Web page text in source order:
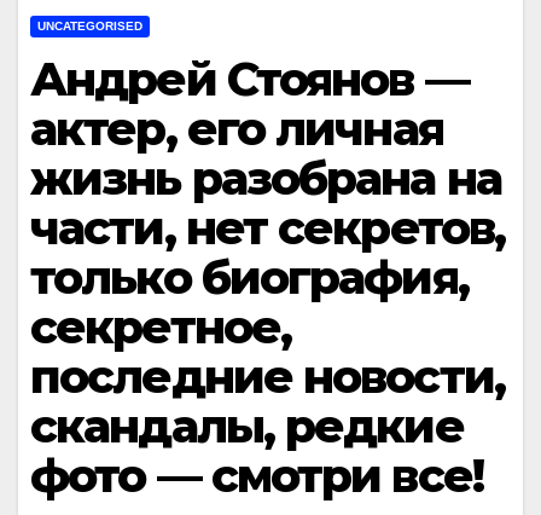
UNCATEGORISED
Андрей Стоянов —
актер, его личная
жизнь разобрана на
части, нет секретов,
только биография,
секретное,
последние новости,
скандалы, редкие
фото — смотри все!